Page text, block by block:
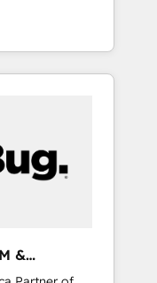
efficiency
to
into action
advantage.
(GTM
engineer a
mess." ⚙️
for total
&